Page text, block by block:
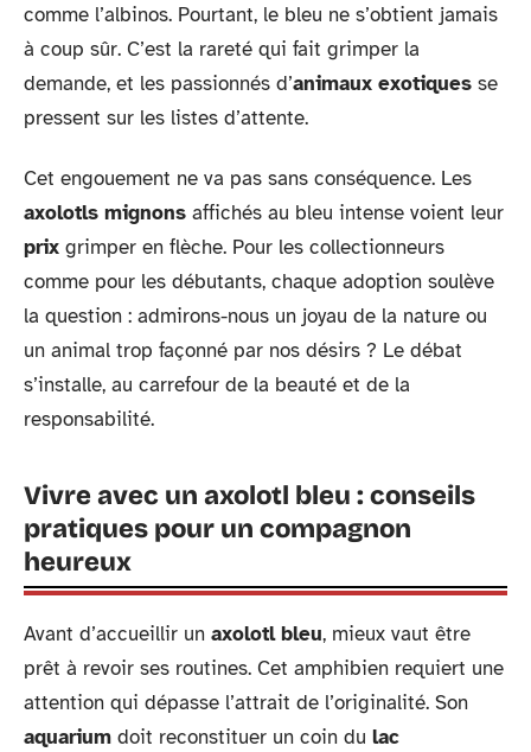
comme l’albinos. Pourtant, le bleu ne s’obtient jamais
à coup sûr. C’est la rareté qui fait grimper la
demande, et les passionnés d’animaux exotiques se
pressent sur les listes d’attente.
Cet engouement ne va pas sans conséquence. Les
axolotls mignons affichés au bleu intense voient leur
prix grimper en flèche. Pour les collectionneurs
comme pour les débutants, chaque adoption soulève
la question : admirons-nous un joyau de la nature ou
un animal trop façonné par nos désirs ? Le débat
s’installe, au carrefour de la beauté et de la
responsabilité.
Vivre avec un axolotl bleu : conseils
pratiques pour un compagnon
heureux
Avant d’accueillir un axolotl bleu, mieux vaut être
prêt à revoir ses routines. Cet amphibien requiert une
attention qui dépasse l’attrait de l’originalité. Son
aquarium doit reconstituer un coin du lac